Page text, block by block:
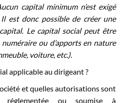
capital minimum n’est exigé
est donc possible de créer une
Le capital social peut être
ou d’apports en nature
voiture, etc.).
applicable au dirigeant ?
et quelles autorisations sont
réglementée ou soumise à